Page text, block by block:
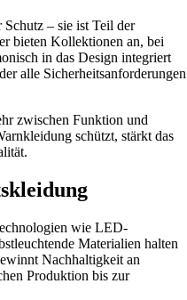
– sie ist Teil der
bieten Kollektionen an, bei
in das Design integriert
alle Sicherheitsanforderungen
zwischen Funktion und
schützt, stärkt das
wie LED-
Materialien halten
Nachhaltigkeit an
Produktion bis zur